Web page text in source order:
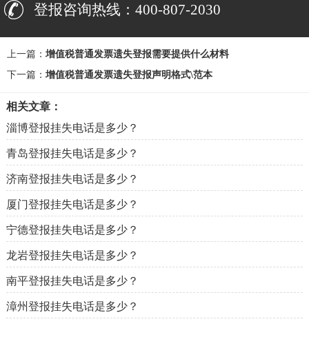
登报咨询热线：400-807-2030
上一篇： 增值税普通发票遗失登报需要提供什么材料
下一篇： 增值税普通发票遗失登报声明格式\范本
相关文章：
淄博登报挂失电话是多少？
青岛登报挂失电话是多少？
济南登报挂失电话是多少？
厦门登报挂失电话是多少？
宁德登报挂失电话是多少？
龙岩登报挂失电话是多少？
南平登报挂失电话是多少？
漳州登报挂失电话是多少？